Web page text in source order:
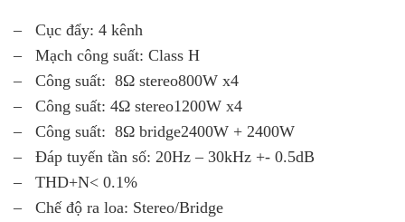
– Cục đẩy: 4 kênh
– Mạch công suất: Class H
– Công suất: 8Ω stereo800W x4
– Công suất: 4Ω stereo1200W x4
– Công suất: 8Ω bridge2400W + 2400W
– Đáp tuyến tần số: 20Hz – 30kHz +- 0.5dB
– THD+N< 0.1%
– Chế độ ra loa: Stereo/Bridge